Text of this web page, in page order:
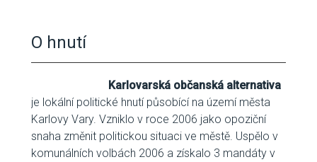
O hnutí
Karlovarská občanská alternativa
je lokální politické hnutí působící na území města
Karlovy Vary. Vzniklo v roce 2006 jako opoziční
snaha změnit politickou situaci ve městě. Uspělo v
komunálních volbách 2006 a získalo 3 mandáty v